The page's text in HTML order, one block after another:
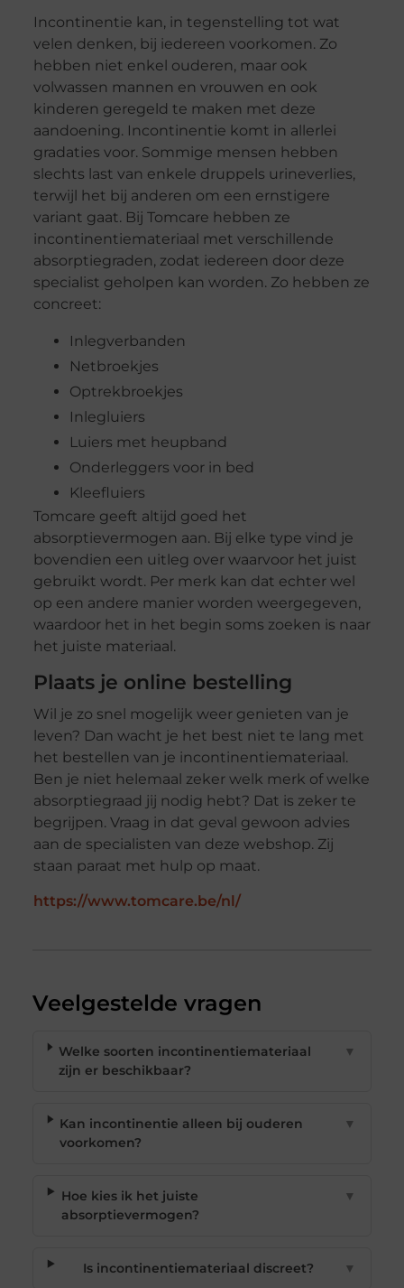
Incontinentie kan, in tegenstelling tot wat
velen denken, bij iedereen voorkomen. Zo
hebben niet enkel ouderen, maar ook
volwassen mannen en vrouwen en ook
kinderen geregeld te maken met deze
aandoening. Incontinentie komt in allerlei
gradaties voor. Sommige mensen hebben
slechts last van enkele druppels urineverlies,
terwijl het bij anderen om een ernstigere
variant gaat. Bij Tomcare hebben ze
incontinentiemateriaal met verschillende
absorptiegraden, zodat iedereen door deze
specialist geholpen kan worden. Zo hebben ze
concreet:
Inlegverbanden
Netbroekjes
Optrekbroekjes
Inlegluiers
Luiers met heupband
Onderleggers voor in bed
Kleefluiers
Tomcare geeft altijd goed het
absorptievermogen aan. Bij elke type vind je
bovendien een uitleg over waarvoor het juist
gebruikt wordt. Per merk kan dat echter wel
op een andere manier worden weergegeven,
waardoor het in het begin soms zoeken is naar
het juiste materiaal.
Plaats je online bestelling
Wil je zo snel mogelijk weer genieten van je
leven? Dan wacht je het best niet te lang met
het bestellen van je incontinentiemateriaal.
Ben je niet helemaal zeker welk merk of welke
absorptiegraad jij nodig hebt? Dat is zeker te
begrijpen. Vraag in dat geval gewoon advies
aan de specialisten van deze webshop. Zij
staan paraat met hulp op maat.
https://www.tomcare.be/nl/
Veelgestelde vragen
Welke soorten incontinentiemateriaal
zijn er beschikbaar?
▼
Kan incontinentie alleen bij ouderen
voorkomen?
▼
Hoe kies ik het juiste
absorptievermogen?
▼
Is incontinentiemateriaal discreet? ▼